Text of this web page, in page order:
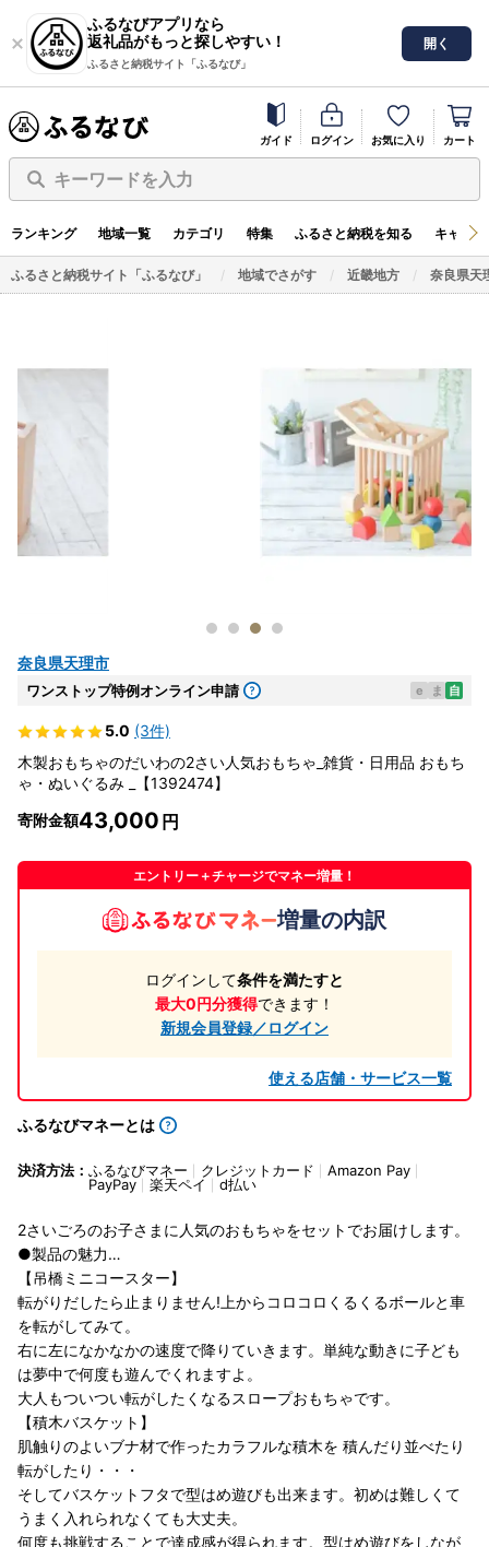
ふるなびアプリなら
返礼品がもっと探しやすい！
ふるさと納税サイト「ふるなび」
開く
ガイド ログイン お気に入り カート
キーワードを入力
ランキング 地域一覧 カテゴリ 特集 ふるさと納税を知る キャン
ふるさと納税サイト「ふるなび」 地域でさがす 近畿地方 奈良県天
奈良県天理市
ワンストップ特例オンライン申請 e ま 自
5.0 (3件)
木製おもちゃのだいわの2さい人気おもちゃ_雑貨・日用品 おもち
ゃ・ぬいぐるみ _【1392474】
寄附金額43,000
エントリー＋チャージでマネー増量！
増量の内訳
ログインして条件を満たすと
最大0円分獲得できます！
新規会員登録／ログイン
使える店舗・サービス一覧
ふるなびマネーとは
決済方法： ふるなびマネー クレジットカード
Amazon Pay
PayPay
楽天ペイ d払い
2さいごろのお子さまに人気のおもちゃをセットでお届けします。
●製品の魅力…
【吊橋ミニコースター】
転がりだしたら止まりません!上からコロコロくるくるボールと車
を転がしてみて。
右に左になかなかの速度で降りていきます。単純な動きに子ども
は夢中で何度も遊んでくれますよ。
大人もついつい転がしたくなるスロープおもちゃです。
【積木バスケット】
肌触りのよいブナ材で作ったカラフルな積木を 積んだり並べたり
転がしたり・・・
そしてバスケットフタで型はめ遊びも出来ます。初めは難しくて
うまく入れられなくても大丈夫。
何度も挑戦することで達成感が得られます。型はめ遊びをしなが